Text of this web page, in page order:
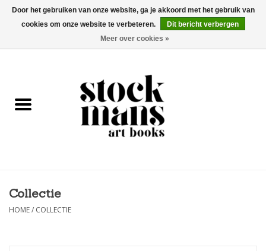
0 Artikelen - €0,00
KALENDERS
Collectie
HOME/ COLLECTIE
Door het gebruiken van onze website, ga je akkoord met het gebruik van
cookies om onze website te verbeteren.
Dit bericht verbergen
Meer over cookies »